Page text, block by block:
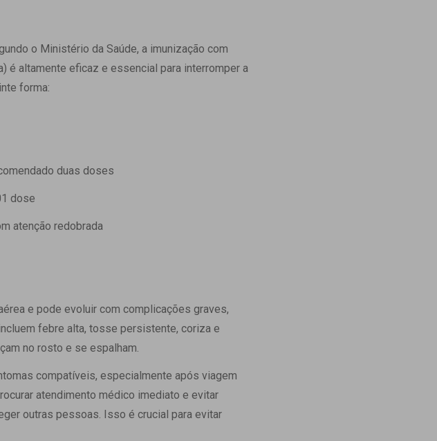
o Ministério da Saúde, a imunização com
é altamente eficaz e essencial para interromper a
forma:
duas doses
dose
atenção redobrada
e pode evoluir com complicações graves,
febre alta, tosse persistente, coriza e
no rosto e se espalham.
compatíveis, especialmente após viagem
atendimento médico imediato e evitar
outras pessoas. Isso é crucial para evitar